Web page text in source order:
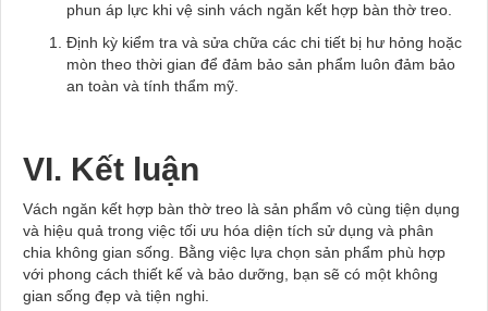
phun áp lực khi vệ sinh vách ngăn kết hợp bàn thờ treo.
Định kỳ kiểm tra và sửa chữa các chi tiết bị hư hỏng hoặc
mòn theo thời gian để đảm bảo sản phẩm luôn đảm bảo
an toàn và tính thẩm mỹ.
VI. Kết luận
Vách ngăn kết hợp bàn thờ treo là sản phẩm vô cùng tiện dụng
và hiệu quả trong việc tối ưu hóa diện tích sử dụng và phân
chia không gian sống. Bằng việc lựa chọn sản phẩm phù hợp
với phong cách thiết kế và bảo dưỡng, bạn sẽ có một không
gian sống đẹp và tiện nghi.